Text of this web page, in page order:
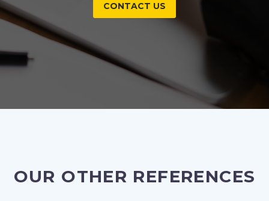
CONTACT US
OUR OTHER REFERENCES